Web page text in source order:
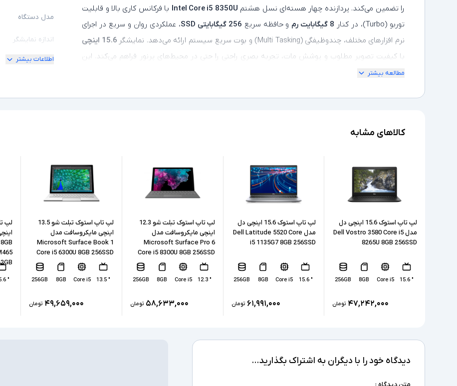
را تضمین می‌کند. پردازنده چهار هسته‌ای نسل هشتم Intel Core i5 8350U با فرکانس کاری بالا و قابلیت
توربو (Turbo)، در کنار
8 گیگابایت رم و حافظه سریع 256 گیگابایتی SSD
، عملکردی روان و سریع در اجرای
نرم‌ افزارهای مختلف، چندوظیفگی (Multi Tasking) و بوت سریع سیستم ارائه می‌دهد. نمایشگر
با کیفیت تصویر مطلوب و پوشش مات، تجربه بصری راحتی را حتی در محیط‌های پرنور فراهم می‌کند. این
مطالعه بیشتر
مدل دستگاه
اندازه نمایشگر
امکان چرخش
حافظه RAM
حافظه داخلی
نوع حافظه داخلی
پردازنده گرافیکی
کارت گرافیک
اطلاعات بیشتر
کالاهای مشابه
لپ تاپ استوک 15.6 اینچی دل
مدل Dell Vostro 3580 Core i5
8265U 8GB 256SSD
" 15.6
Core i5
8GB
256GB
۴۷,۲۴۲,۰۰۰ تومان
لپ تاپ استوک 15.6 اینچی دل
مدل Dell Latitude 5520 Core
i5 1135G7 8GB 256SSD
" 15.6
Core i5
8GB
256GB
۶۱,۹۹۱,۰۰۰ تومان
لپ تاپ استوک تبلت شو 12.3
اینچی مایکروسافت مدل
Microsoft Surface Pro 6
Core i5 8300U 8GB 256SSD
" 12.3
Core i5
8GB
256GB
۵۸,۶۳۳,۰۰۰ تومان
لپ تاپ استوک تبلت شو 13.5
اینچی مایکروسافت مدل
Microsoft Surface Book 1
Core i5 6300U 8GB 256SSD
" 13.5
Core i5
8GB
256GB
۴۹,۶۵۹,۰۰۰ تومان
2GB
" 15.6
دیدگاه خود را با دیگران به اشتراک بگذارید...